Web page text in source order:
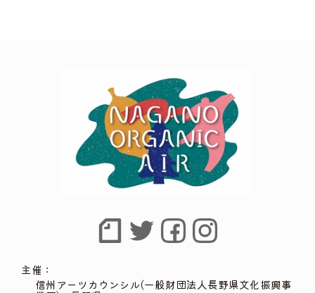
主催：
信州アーツカウンシル(一般財団法人長野県文化振興事